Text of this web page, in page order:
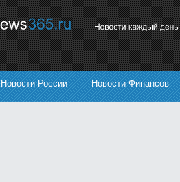
Новости России Новости Финансов